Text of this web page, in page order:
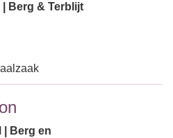
| Berg & Terblijt
| Berg en